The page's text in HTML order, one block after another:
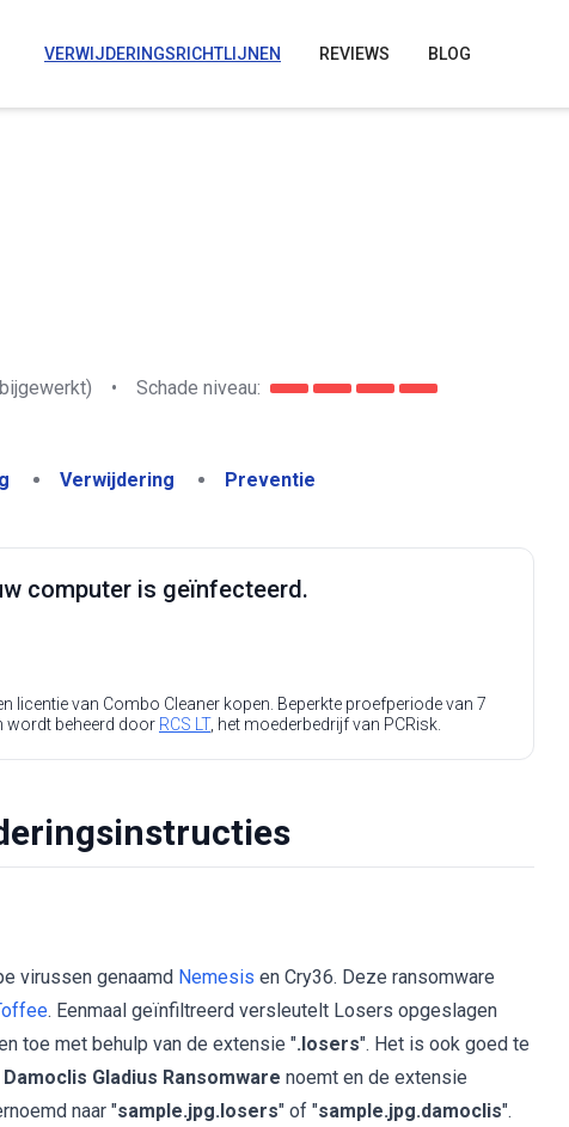
VERWIJDERINGSRICHTLIJNEN REVIEWS BLOG
• Schade niveau:
Verwijdering Preventie
computer is geïnfecteerd.
licentie van Combo Cleaner kopen. Beperkte proefperiode van 7
wordt beheerd door RCS LT, het moederbedrijf van PCRisk.
virussen genaamd Nemesis en Cry36. Deze ransomware
. Eenmaal geïnfiltreerd versleutelt Losers opgeslagen
toe met behulp van de extensie ".losers". Het is ook goed te
Damoclis Gladius Ransomware noemt en de extensie
naar "sample.jpg.losers" of "sample.jpg.damoclis".